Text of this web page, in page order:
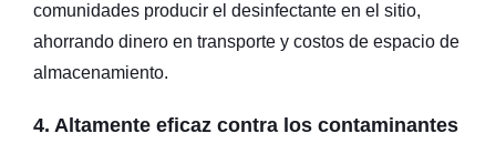
comunidades producir el desinfectante en el sitio,
ahorrando dinero en transporte y costos de espacio de
almacenamiento.
4. Altamente eficaz contra los contaminantes